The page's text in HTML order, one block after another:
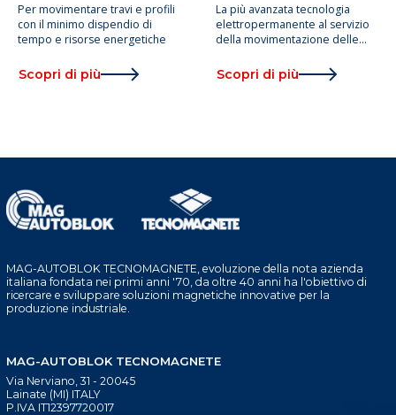
Per movimentare travi e profili
con il minimo dispendio di
tempo e risorse energetiche
Scopri di più
La più avanzata tecnologia
elettropermanente al servizio
della movimentazione delle
Scopri di più
MAG-AUTOBLOK TECNOMAGNETE, evoluzione della nota azienda
italiana fondata nei primi anni '70, da oltre 40 anni ha l'obiettivo di
ricercare e sviluppare soluzioni magnetiche innovative per la
produzione industriale.
MAG-AUTOBLOK TECNOMAGNETE
Via Nerviano, 31 - 20045
Lainate (MI) ITALY
P.IVA IT12397720017